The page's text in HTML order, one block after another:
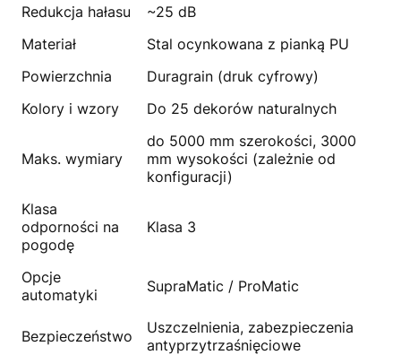
Redukcja hałasu
~25 dB
Materiał
Stal ocynkowana z pianką PU
Powierzchnia
Duragrain (druk cyfrowy)
Kolory i wzory
Do 25 dekorów naturalnych
Maks. wymiary
do 5000 mm szerokości, 3000
mm wysokości (zależnie od
konfiguracji)
Klasa
odporności na
pogodę
Klasa 3
Opcje
automatyki
SupraMatic / ProMatic
Bezpieczeństwo
Uszczelnienia, zabezpieczenia
antyprzytrzaśnięciowe